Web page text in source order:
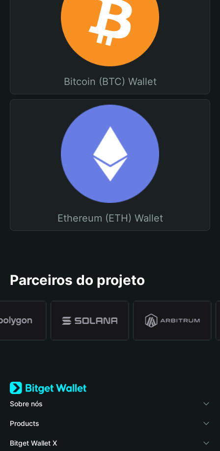
Bitcoin (BTC) Wallet
Ethereum (ETH) Wallet
Parceiros do projeto
Sobre nós
Bitget Wallet
Blog
Products
Crypto Card
Bitget Wallet X